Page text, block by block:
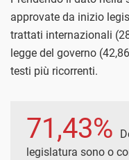
approvate da inizio
trattati internazionali
legge del governo
testi più ricorrenti.
71,43%
legislatura sono o